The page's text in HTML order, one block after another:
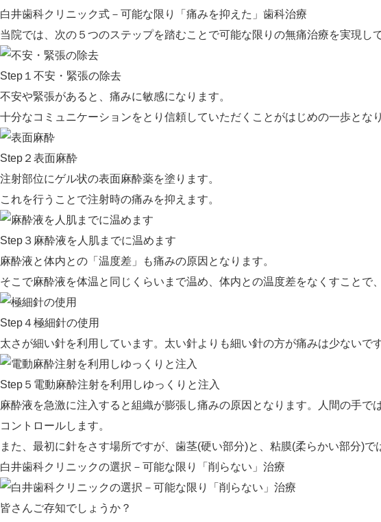
白井歯科クリニック式－可能な限り「痛みを抑えた」歯科治療
当院では、次の５つのステップを踏むことで可能な限りの無痛治療を実現し
Step１ 不安・緊張の除去
不安や緊張があると、痛みに敏感になります。
十分なコミュニケーションをとり信頼していただくことがはじめの一歩となり
Step２ 表面麻酔
注射部位にゲル状の表面麻酔薬を塗ります。
これを行うことで注射時の痛みを抑えます。
Step３ 麻酔液を人肌までに温めます
麻酔液と体内との「温度差」も痛みの原因となります。
そこで麻酔液を体温と同じくらいまで温め、体内との温度差をなくすことで
Step４極細針の使用
太さが細い針を利用しています。太い針よりも細い針の方が痛みは少ないで
Step５ 電動麻酔注射を利用しゆっくりと注入
麻酔液を急激に注入すると組織が膨張し痛みの原因となります。人間の手
コントロールします。
また、最初に針をさす場所ですが、歯茎(硬い部分)と、粘膜(柔らかい部分)
白井歯科クリニックの選択－可能な限り「削らない」治療
皆さんご存知でしょうか？